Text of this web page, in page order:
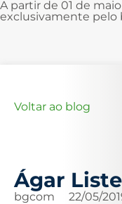
A partir de 01 de
exclusivamente pelo
Voltar ao blog
Ágar
bgcom 22/05/